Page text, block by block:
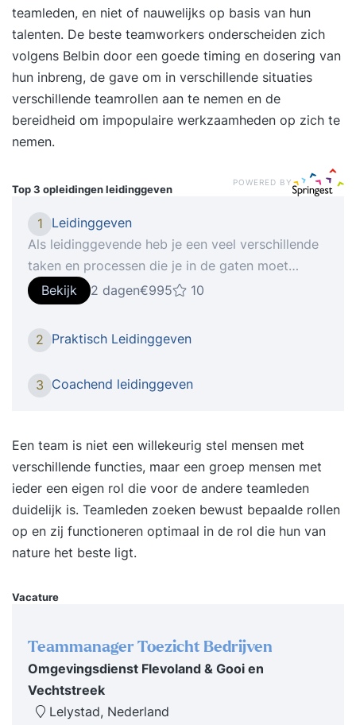
teamleden, en niet of nauwelijks op basis van hun
talenten. De beste teamworkers onderscheiden zich
volgens Belbin door een goede timing en dosering van
hun inbreng, de gave om in verschillende situaties
verschillende teamrollen aan te nemen en de
bereidheid om impopulaire werkzaamheden op zich te
nemen.
Top 3 opleidingenleidinggeven
POWERED BY
1
Leidinggeven
Als leidinggevende heb je een veel verschillende
taken en processen die je in de gaten moet
hebben. Dit kan gaan van het motiveren van het
team tot aan iedereen op één lijn krijgen in het
leidinggevende zijn zo breed dat er bijna altijd
iets meer van wilt weten. Iemand die functie van
met meer cohesie waarin het werk allemaal wat
soepeler verloopt, dat scheelt een boel stress op
de werkvloer. Deze training is afgestemd op jouw
behoeften en wordt individueel gegeven. We
bekijken jouw situatie en niveau en passen ons
programma op jou aan. Jij bent uniek en hebt
waarschijnlijk nét iets anders nodig dan een
team? Hoe ga ik om met weerstand en conflicten
binnen het team? Hoe zorg ik voor een gevoel
van controle en rust bij mezelf? En hoe zorg ik
ervoor dat we met zijn allen op één lijn blijven
Bekijk 2 dagen€995 10
2 Praktisch Leidinggeven
3 Coachend leidinggeven
Een team is niet een willekeurig stel mensen met
verschillende functies, maar een groep mensen met
ieder een eigen rol die voor de andere teamleden
duidelijk is. Teamleden zoeken bewust bepaalde rollen
op en zij functioneren optimaal in de rol die hun van
nature het beste ligt.
Vacature
Teammanager Toezicht Bedrijven
Omgevingsdienst Flevoland & Gooi en
Vechtstreek
Lelystad, Nederland